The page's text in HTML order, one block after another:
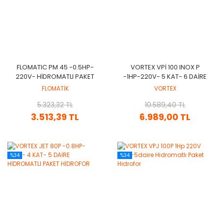
FLOMATIC PM 45 -0.5HP-
220V- HİDROMATLI PAKET
HİDROFOR
FLOMATİK
3.513,39 TL
5.323,32 TL
VORTEX VPİ 100 INOX P
-1HP-220V- 5 KAT- 6 DAİRE
ÇELİK FANLI HİDROMATLI
VORTEX
6.989,00 TL
10.589,40 TL
%34 %34